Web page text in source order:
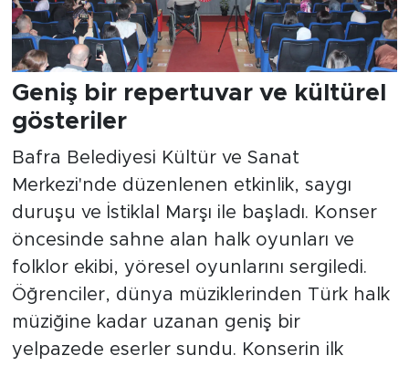
Geniş bir repertuvar ve kültürel
gösteriler
Bafra Belediyesi Kültür ve Sanat
Merkezi'nde düzenlenen etkinlik, saygı
duruşu ve İstiklal Marşı ile başladı. Konser
öncesinde sahne alan halk oyunları ve
folklor ekibi, yöresel oyunlarını sergiledi.
Öğrenciler, dünya müziklerinden Türk halk
müziğine kadar uzanan geniş bir
yelpazede eserler sundu. Konserin ilk